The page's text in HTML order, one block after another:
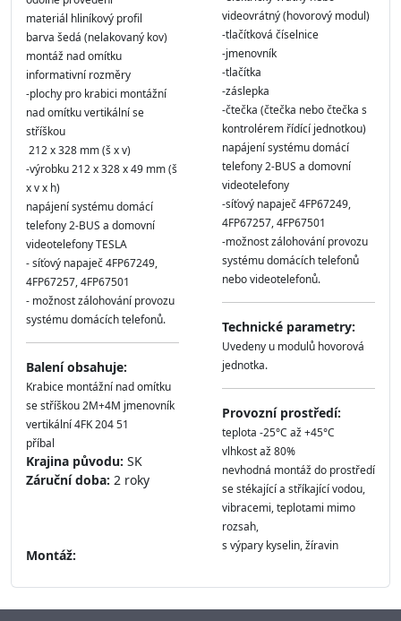
materiál hliníkový profil
barva šedá (nelakovaný kov)
montáž nad omítku
informativní rozměry
-plochy pro krabici montážní
nad omítku vertikální se
stříškou
212 x 328 mm (š x v)
-výrobku 212 x 328 x 49 mm (š
x v x h)
napájení systému domácí
telefony 2-BUS a domovní
videotelefony TESLA
- síťový napaječ 4FP67249,
4FP67257, 4FP67501
- možnost zálohování provozu
systému domácích telefonů.
Balení obsahuje:
Krabice montážní nad omítku
se stříškou 2M+4M jmenovník
vertikální 4FK 204 51
příbal
Krajina původu: SK
Záruční doba: 2 roky
Montáž:
videovrátný (hovorový modul)
-tlačítková číselnice
-jmenovník
-tlačítka
-záslepka
-čtečka (čtečka nebo čtečka s
kontrolérem řídící jednotkou)
napájení systému domácí
telefony 2-BUS a domovní
videotelefony
-síťový napaječ 4FP67249,
4FP67257, 4FP67501
-možnost zálohování provozu
systému domácích telefonů
nebo videotelefonů.
Technické parametry:
Uvedeny u modulů hovorová
jednotka.
Provozní prostředí:
teplota -25°C až +45°C
vlhkost až 80%
nevhodná montáž do prostředí
se stékající a stříkající vodou,
vibracemi, teplotami mimo
rozsah,
s výpary kyselin, žíravin